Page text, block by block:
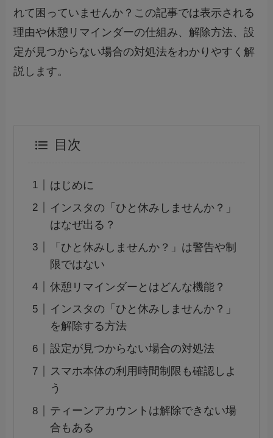
れて困っていませんか？この記事では表示される
理由や休憩リマインダーの仕組み、解除方法、設
定が見つからない場合の対処法をわかりやすく解
説します。
目次
はじめに
インスタの「ひと休みしませんか？」
はなぜ出る？
「ひと休みしませんか？」は警告や制
限ではない
休憩リマインダーとはどんな機能？
インスタの「ひと休みしませんか？」
を解除する方法
設定が見つからない場合の対処法
スマホ本体の利用時間制限も確認しよ
う
ティーンアカウントは解除できない場
合もある